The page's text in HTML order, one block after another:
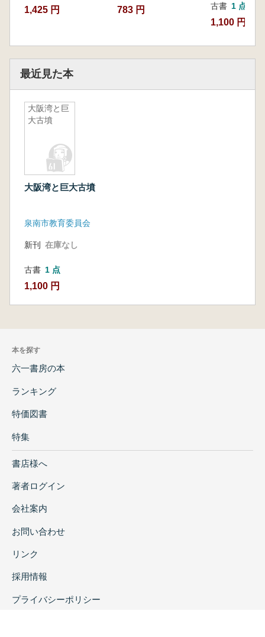
1,425 円 783 円 古書 1 点
1,100 円
最近見た本
大阪湾と巨
大古墳
大阪湾と巨大古墳
泉南市教育委員会
新刊 在庫なし
古書 1 点
1,100 円
本を探す
六一書房の本
ランキング
特価図書
特集
書店様へ
著者ログイン
会社案内
お問い合わせ
リンク
採用情報
プライバシーポリシー